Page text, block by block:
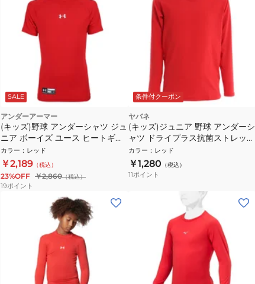
SALE
アンダーアーマー
(キッズ)野球 アンダーシャツ ジュ
ニア ボーイズ ユース ヒートギア
アーマー ショートスリーブ モッ
ク 1358650 600 速乾
カラー ： レッド
￥2,189 （税込）
23%OFF ￥2,860（税込）
19ポイント
条件付クーポン
ヤバネ
(キッズ)ジュニア 野球 アンダーシ
ャツ ドライプラス抗菌ストレッチ
丸首長袖シャツ YA2ABJ02-70 抗
菌効果 吸汗速乾性 抗菌防臭 UVケ
ア
カラー ： レッド
￥1,280 （税込）
11ポイント